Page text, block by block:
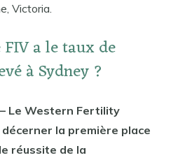
Victoria.
a le taux de
à Sydney ?
Le Western Fertility
la première place
réussite de la